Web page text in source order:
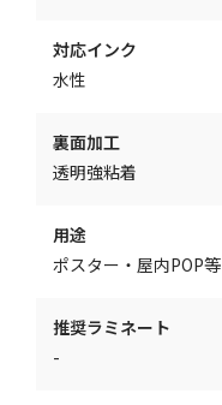
対応インク
水性
裏面加工
透明強粘着
用途
ポスター・屋内POP等
推奨ラミネート
-